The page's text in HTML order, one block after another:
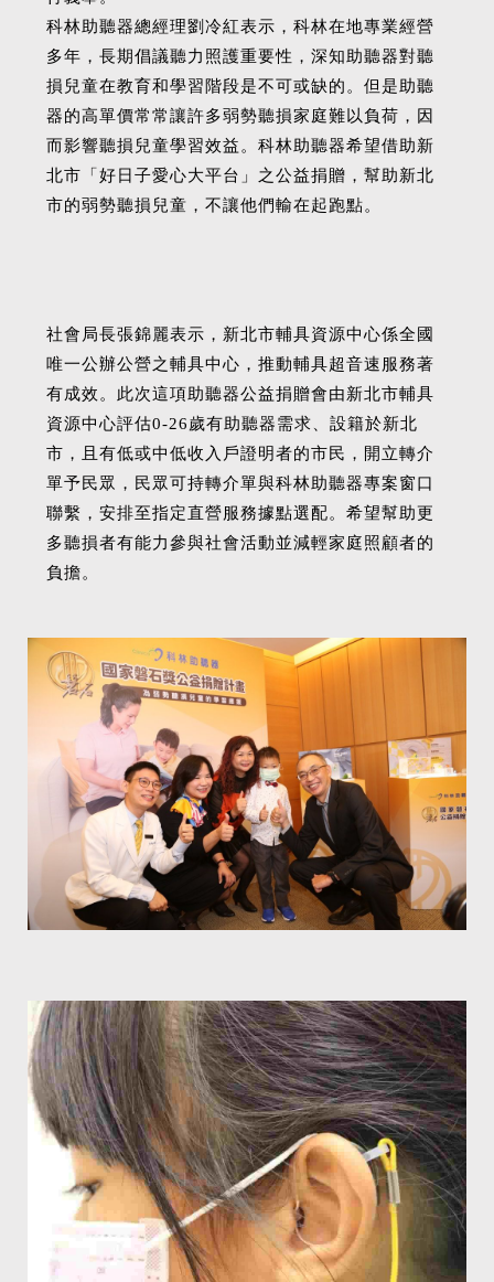
科林助聽器總經理劉冷紅表示，科林在地專業經營
多年，長期倡議聽力照護重要性，深知助聽器對聽
損兒童在教育和學習階段是不可或缺的。但是助聽
器的高單價常常讓許多弱勢聽損家庭難以負荷，因
而影響聽損兒童學習效益。科林助聽器希望借助新
北市「好日子愛心大平台」之公益捐贈，幫助新北
市的弱勢聽損兒童，不讓他們輸在起跑點。
社會局長張錦麗表示，新北市輔具資源中心係全國
唯一公辦公營之輔具中心，推動輔具超音速服務著
有成效。此次這項助聽器公益捐贈會由新北市輔具
資源中心評估0-26歲有助聽器需求、設籍於新北
市，且有低或中低收入戶證明者的市民，開立轉介
單予民眾，民眾可持轉介單與科林助聽器專案窗口
聯繫，安排至指定直營服務據點選配。希望幫助更
多聽損者有能力參與社會活動並減輕家庭照顧者的
負擔。